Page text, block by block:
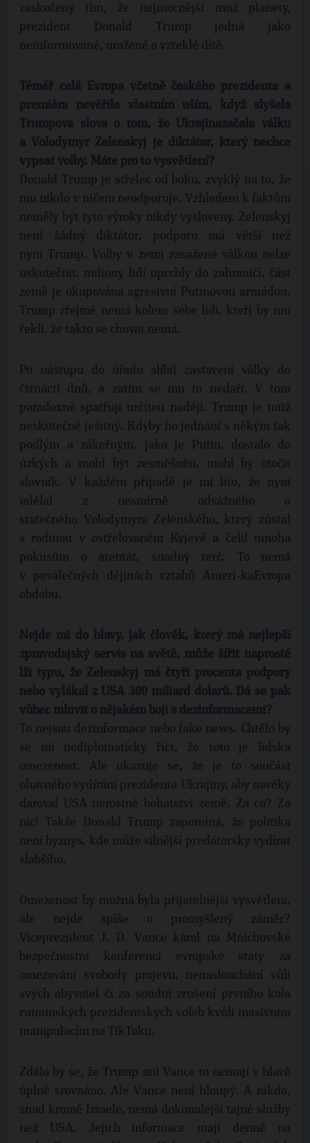
zaskočený tím, že nejmocnější muž planety,
prezident Donald Trump jedná jako
neinformované, uražené a vzteklé dítě.
Téměř celá Evropa včetně českého prezidenta a
premiéra nevěřila vlastním uším, když slyšela
Trumpova slova o tom, že Ukrajinazačala válku
a Volodymyr Zelenskyj je diktátor, který nechce
vypsat volby. Máte pro to vysvětlení?
Donald Trump je střelec od boku, zvyklý na to, že
mu nikdo v ničem neodporuje. Vzhledem k faktům
neměly být tyto výroky nikdy vysloveny. Zelenskyj
není žádný diktátor, podporu má větší než
nyní Trump. Volby v zemi zasažené válkou nelze
uskutečnit, miliony lidí uprchly do zahraničí, část
země je okupována agresivní Putinovou armádou.
Trump zřejmě nemá kolem sebe lidi, kteří by mu
řekli, že takto se chovat nemá.
Po nástupu do úřadu slíbil zastavení války do
čtrnácti dnů, a zatím se mu to nedaří. V tom
paradoxně spatřuji určitou naději. Trump je totiž
neskutečně ješitný. Kdyby ho jednání s někým tak
podlým a zákeřným, jako je Putin, dostalo do
úzkých a mohl být zesměšněn, mohl by otočit
slovník. V každém případě je mi líto, že nyní
udělal z nesmírně odvážného a
statečného Volodymyra Zelenského, který zůstal
s rodinou v ostřelovaném Kyjevě a čelil mnoha
pokusům o atentát, snadný terč. To nemá
v poválečných dějinách vztahů Ameri-kaEvropa
obdobu.
Nejde mi do hlavy, jak člověk, který má nejlepší
zpravodajský servis na světě, může šířit naprosté
lži typu, že Zelenskyj má čtyři procenta podpory
nebo vylákal z USA 300 miliard dolarů. Dá se pak
vůbec mluvit o nějakém boji s dezinformacemi?
To nejsou dezinformace nebo fake news. Chtělo by
se mi nediplomaticky říct, že toto je lidská
omezenost. Ale ukazuje se, že je to součást
ohavného vydírání prezidenta Ukrajiny, aby navěky
daroval USA nerostné bohatství země. Za co? Za
nic! Takže Donald Trump zapomíná, že politika
není byznys, kde může silnější predátorsky vydírat
slabšího.
Omezenost by možná byla přijatelnější vysvětlení,
ale nejde spíše o promyšlený záměr?
Viceprezident J. D. Vance káral na Mnichovské
bezpečnostní konferenci evropské státy za
omezování svobody projevu, nenaslouchání vůli
svých obyvatel či za soudní zrušení prvního kola
rumunských prezidentských voleb kvůli masivním
manipulacím na TikToku.
Zdálo by se, že Trump ani Vance to nemají v hlavě
úplně srovnáno. Ale Vance není hloupý. A nikdo,
snad kromě Izraele, nemá dokonalejší tajné služby
než USA. Jejich informace mají denně na